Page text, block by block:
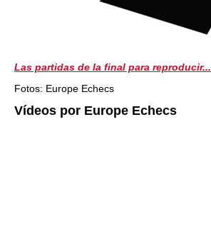
Las partidas de la final para reproducir...
Fotos: Europe Echecs
Vídeos por Europe Echecs